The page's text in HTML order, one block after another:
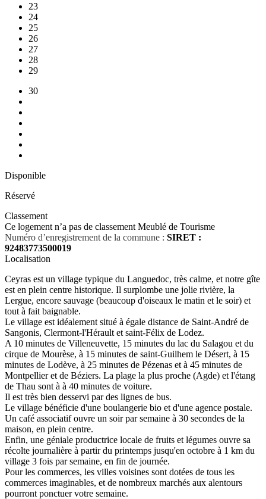
23
24
25
26
27
28
29
30
Disponible
Réservé
Classement
Ce logement n’a pas de classement Meublé de Tourisme
Numéro d’enregistrement de la commune : SIRET :
92483773500019
Localisation
Ceyras est un village typique du Languedoc, très calme, et notre gîte
est en plein centre historique. Il surplombe une jolie rivière, la
Lergue, encore sauvage (beaucoup d'oiseaux le matin et le soir) et
tout à fait baignable.
Le village est idéalement situé à égale distance de Saint-André de
Sangonis, Clermont-l'Hérault et saint-Félix de Lodez.
A 10 minutes de Villeneuvette, 15 minutes du lac du Salagou et du
cirque de Mourèse, à 15 minutes de saint-Guilhem le Désert, à 15
minutes de Lodève, à 25 minutes de Pézenas et à 45 minutes de
Montpellier et de Béziers. La plage la plus proche (Agde) et l'étang
de Thau sont à à 40 minutes de voiture.
Il est très bien desservi par des lignes de bus.
Le village bénéficie d'une boulangerie bio et d'une agence postale.
Un café associatif ouvre un soir par semaine à 30 secondes de la
maison, en plein centre.
Enfin, une géniale productrice locale de fruits et légumes ouvre sa
récolte journalière à partir du printemps jusqu'en octobre à 1 km du
village 3 fois par semaine, en fin de journée.
Pour les commerces, les villes voisines sont dotées de tous les
commerces imaginables, et de nombreux marchés aux alentours
pourront ponctuer votre semaine.